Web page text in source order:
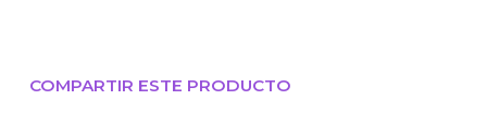
COMPARTIR ESTE PRODUCTO